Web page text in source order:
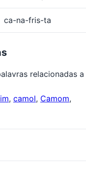
ca-na-fris-ta
relacionadas a
, camol, Camom,